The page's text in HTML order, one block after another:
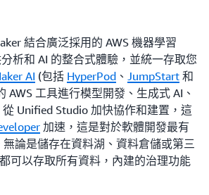
結合廣泛採用的 AWS 機器學習
析和 AI 的整合式體驗，並統一存取您
AI (包括 HyperPod 、JumpStart 和
AWS 工具進行模型開發、生成式 AI、
Unified Studio 加快協作和建置，這
加速，這是對於軟體開發最有
論是儲存在資料湖、資料倉儲或第三
可以存取所有資料，內建的治理功能